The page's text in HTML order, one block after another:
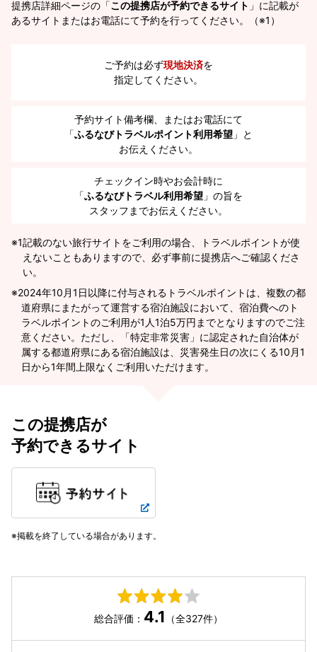
提携店詳細ページの「この提携店が予約できるサイト 」に記載が
あるサイトまたはお電話にて予約を行ってください。（※1）
ご予約は必ず現地決済を
指定してください。
予約サイト備考欄、またはお電話にて
「ふるなびトラベルポイント利用希望 」と
お伝えください。
チェックイン時やお会計時に
「ふるなびトラベル利用希望 」の旨を
スタッフまでお伝えください。
※1記載のない旅行サイトをご利用の場合、トラベルポイントが使
えないこともありますので、必ず事前に提携店へご確認くださ
い。
2024年10月1日以降に付与されるトラベルポイントは、複数の都
道府県にまたがって運営する宿泊施設において、宿泊費へのト
ラベルポイントのご利用が1人1泊5万円までとなりますのでご注
意ください。ただし、「特定非常災害」に認定された自治体が
属する都道府県にある宿泊施設は、災害発生日の次にくる10月1
日から1年間上限なくご利用いただけます。
この提携店が
予約できるサイト
掲載を終了している場合があります。
総合評価： 4.1 （全327件）